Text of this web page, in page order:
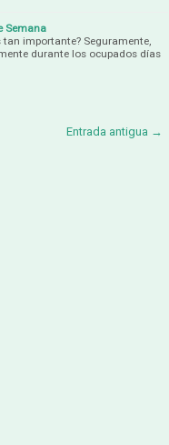
Semana
importante? Seguramente,
durante los ocupados días
Entrada antigua →